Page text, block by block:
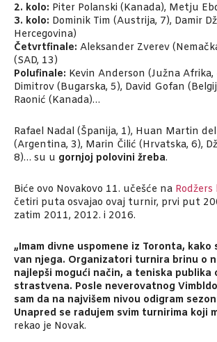
2. kolo: Piter Polanski (Kanada), Metju
3. kolo: Dominik Tim (Austrija, 7), Damir
Hercegovina)
Četvrtfinale: Aleksander Zverev
(SAD, 13)
Polufinale: Kevin Anderson (Južna Afrika,
Dimitrov (Bugarska, 5), David Gofan
Raonić (Kanada)…
Rafael Nadal (Španija, 1), Huan Martin
(Argentina, 3), Marin Čilić (Hrvatska, 6),
8)… su u gornjoj polovini žreba.
Biće ovo Novakovo 11. učešće na
četiri puta osvajao ovaj turnir, prvi put
zatim 2011, 2012. i 2016.
„Imam divne uspomene iz Toronta,
van njega. Organizatori turnira brinu o
najlepši mogući način, a teniska publika
strastvena. Posle neverovatnog
sam da na najvišem nivou odigram
Unapred se radujem svim turnirima koji
rekao je Novak.